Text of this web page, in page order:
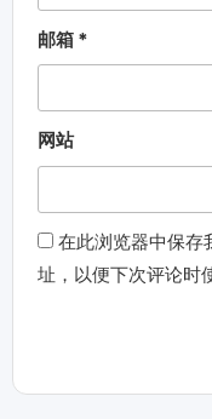
邮箱 *
网站
在此浏览器中保存
址，以便下次评论时